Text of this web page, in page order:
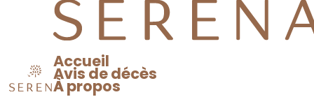
Accueil
Avis de décès
À propos